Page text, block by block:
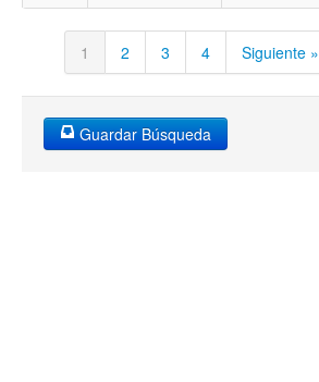
1 2 3 4 Siguiente »
Guardar Búsqueda